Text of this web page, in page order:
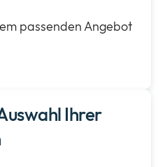
passenden Angebot
Ihrer